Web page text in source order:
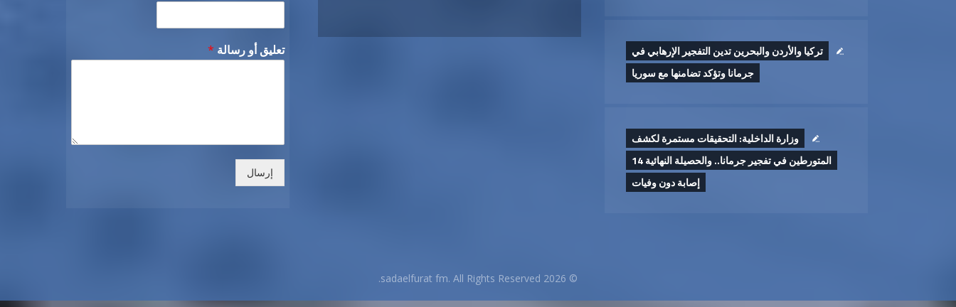
تعليق أو رسالة *
إرسال
تركيا والأردن والبحرين تدين التفجير الإرهابي في
جرمانا وتؤكد تضامنها مع سوريا
وزارة الداخلية: التحقيقات مستمرة لكشف
المتورطين في تفجير جرمانا.. والحصيلة النهائية 14
إصابة دون وفيات
© 2026 sadaelfurat fm. All Rights Reserved.